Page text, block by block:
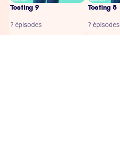
Testing 9
? épisodes
Testing 8
? épisodes